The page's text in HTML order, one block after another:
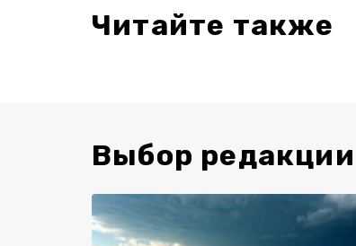
Читайте также
Выбор редакции